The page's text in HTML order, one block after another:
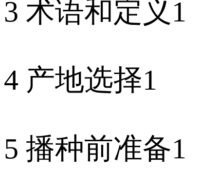
3 术语和定义1
4 产地选择1
5 播种前准备1